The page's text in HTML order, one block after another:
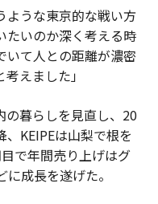
ような東京的な戦い方
たいのか深く考える時
いて人との距離が濃密
えました」
の暮らしを見直し、20
KEIPEは山梨で根を
で年間売り上げはグ
成長を遂げた。